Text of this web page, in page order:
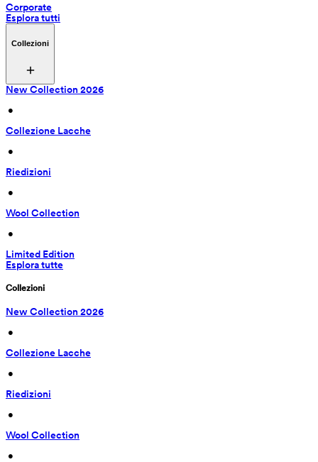
Corporate
Esplora tutti
Collezioni
New Collection 2026
•
Collezione Lacche
•
Riedizioni
•
Wool Collection
•
Limited Edition
Esplora tutte
Collezioni
New Collection 2026
•
Collezione Lacche
•
Riedizioni
•
Wool Collection
•